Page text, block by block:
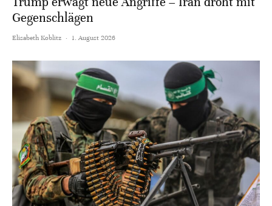
Gegenschlägen
Elisabeth Koblitz · 1. August 2026